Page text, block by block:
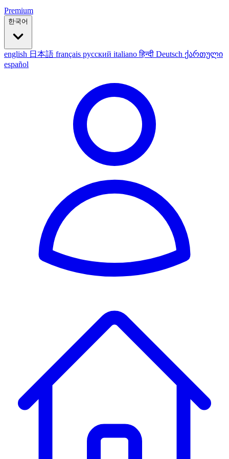
Premium
한국어
english 日本語 français русский italianoहिन्दी Deutsch ქართული
español